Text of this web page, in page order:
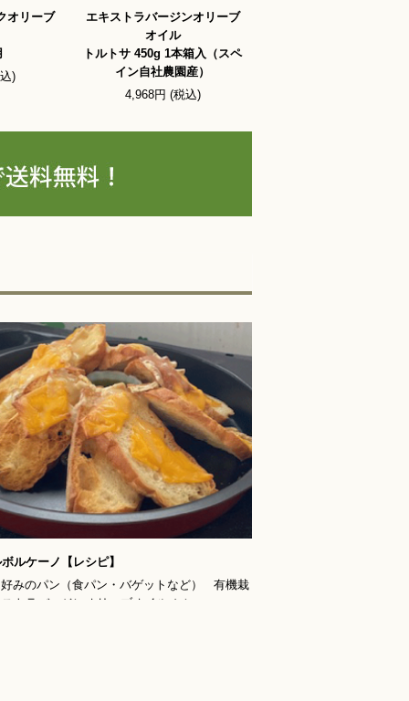
オリーブ
)
エキストラバージンオリーブ
オイル
トルトサ 450g 1本箱入（スペ
イン自社農園産）
4,968円 (税込)